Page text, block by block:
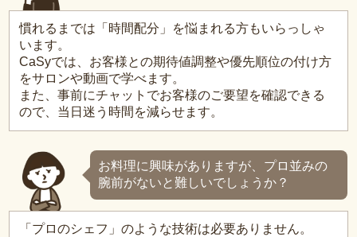
慣れるまでは「時間配分」を悩まれる方もいらっしゃ
います。
CaSyでは、お客様との期待値調整や優先順位の付け方
をサロンや動画で学べます。
また、事前にチャットでお客様のご要望を確認できる
ので、当日迷う時間を減らせます。
お料理に興味がありますが、プロ並みの
腕前がないと難しいでしょうか？
「プロのシェフ」のような技術は必要ありません。